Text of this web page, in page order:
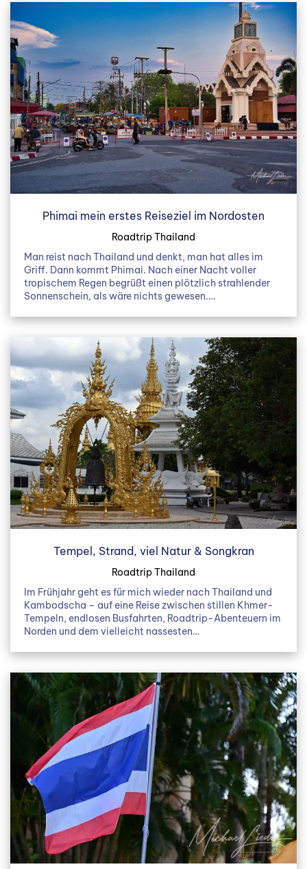
Phimai mein erstes Reiseziel im Nordosten
Roadtrip Thailand
Man reist nach Thailand und denkt, man hat alles im
Griff. Dann kommt Phimai. Nach einer Nacht voller
tropischem Regen begrüßt einen plötzlich strahlender
Sonnenschein, als wäre nichts gewesen.…
Tempel, Strand, viel Natur & Songkran
Roadtrip Thailand
Im Frühjahr geht es für mich wieder nach Thailand und
Kambodscha – auf eine Reise zwischen stillen Khmer-
Tempeln, endlosen Busfahrten, Roadtrip-Abenteuern im
Norden und dem vielleicht nassesten…